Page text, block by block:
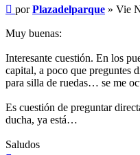
Mensaje
porPlazadelparque » Vie
Muy buenas:
Interesante cuestión. En los
capital, a poco que preguntes
para silla de ruedas… se me
Es cuestión de preguntar
ducha, ya está…
Saludos